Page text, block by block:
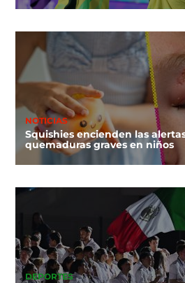
NOTICIAS
Squishies encienden las
quemaduras graves en niños
DEPORTES